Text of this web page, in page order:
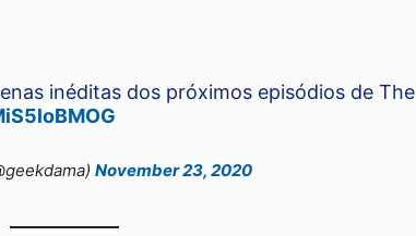
inéditas dos próximos episódios de The
November 23, 2020